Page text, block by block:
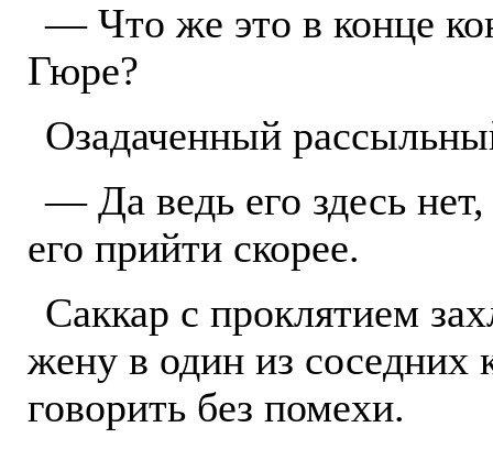
— Что же это в конце
Гюре?
Озадаченный
— Да ведь его здесь
его прийти скорее.
Саккар с проклятием
жену в один из соседних
говорить без помехи.